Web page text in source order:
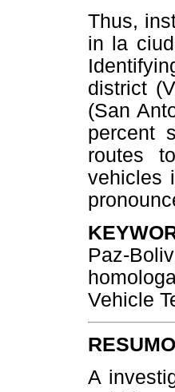
Thus,
in la
district
(San
percent
routes
vehicles
Paz-
Vehicle
RESUMO
A